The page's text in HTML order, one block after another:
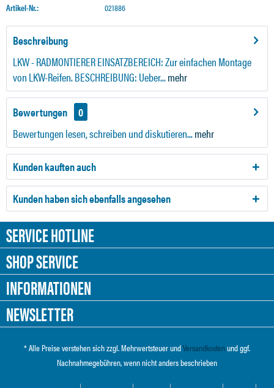
Artikel-Nr.: 021886
Beschreibung
LKW - RADMONTIERER EINSATZBEREICH: Zur einfachen Montage
von LKW-Reifen. BESCHREIBUNG: Ueber...mehr
Bewertungen
0
Bewertungen lesen, schreiben und diskutieren...mehr
Kunden kauften auch
Kunden haben sich ebenfalls angesehen
SERVICE HOTLINE
SHOP SERVICE
INFORMATIONEN
NEWSLETTER
* Alle Preise verstehen sich zzgl. Mehrwertsteuer undVersandkostenund ggf.
Nachnahmegebühren, wenn nicht anders beschrieben